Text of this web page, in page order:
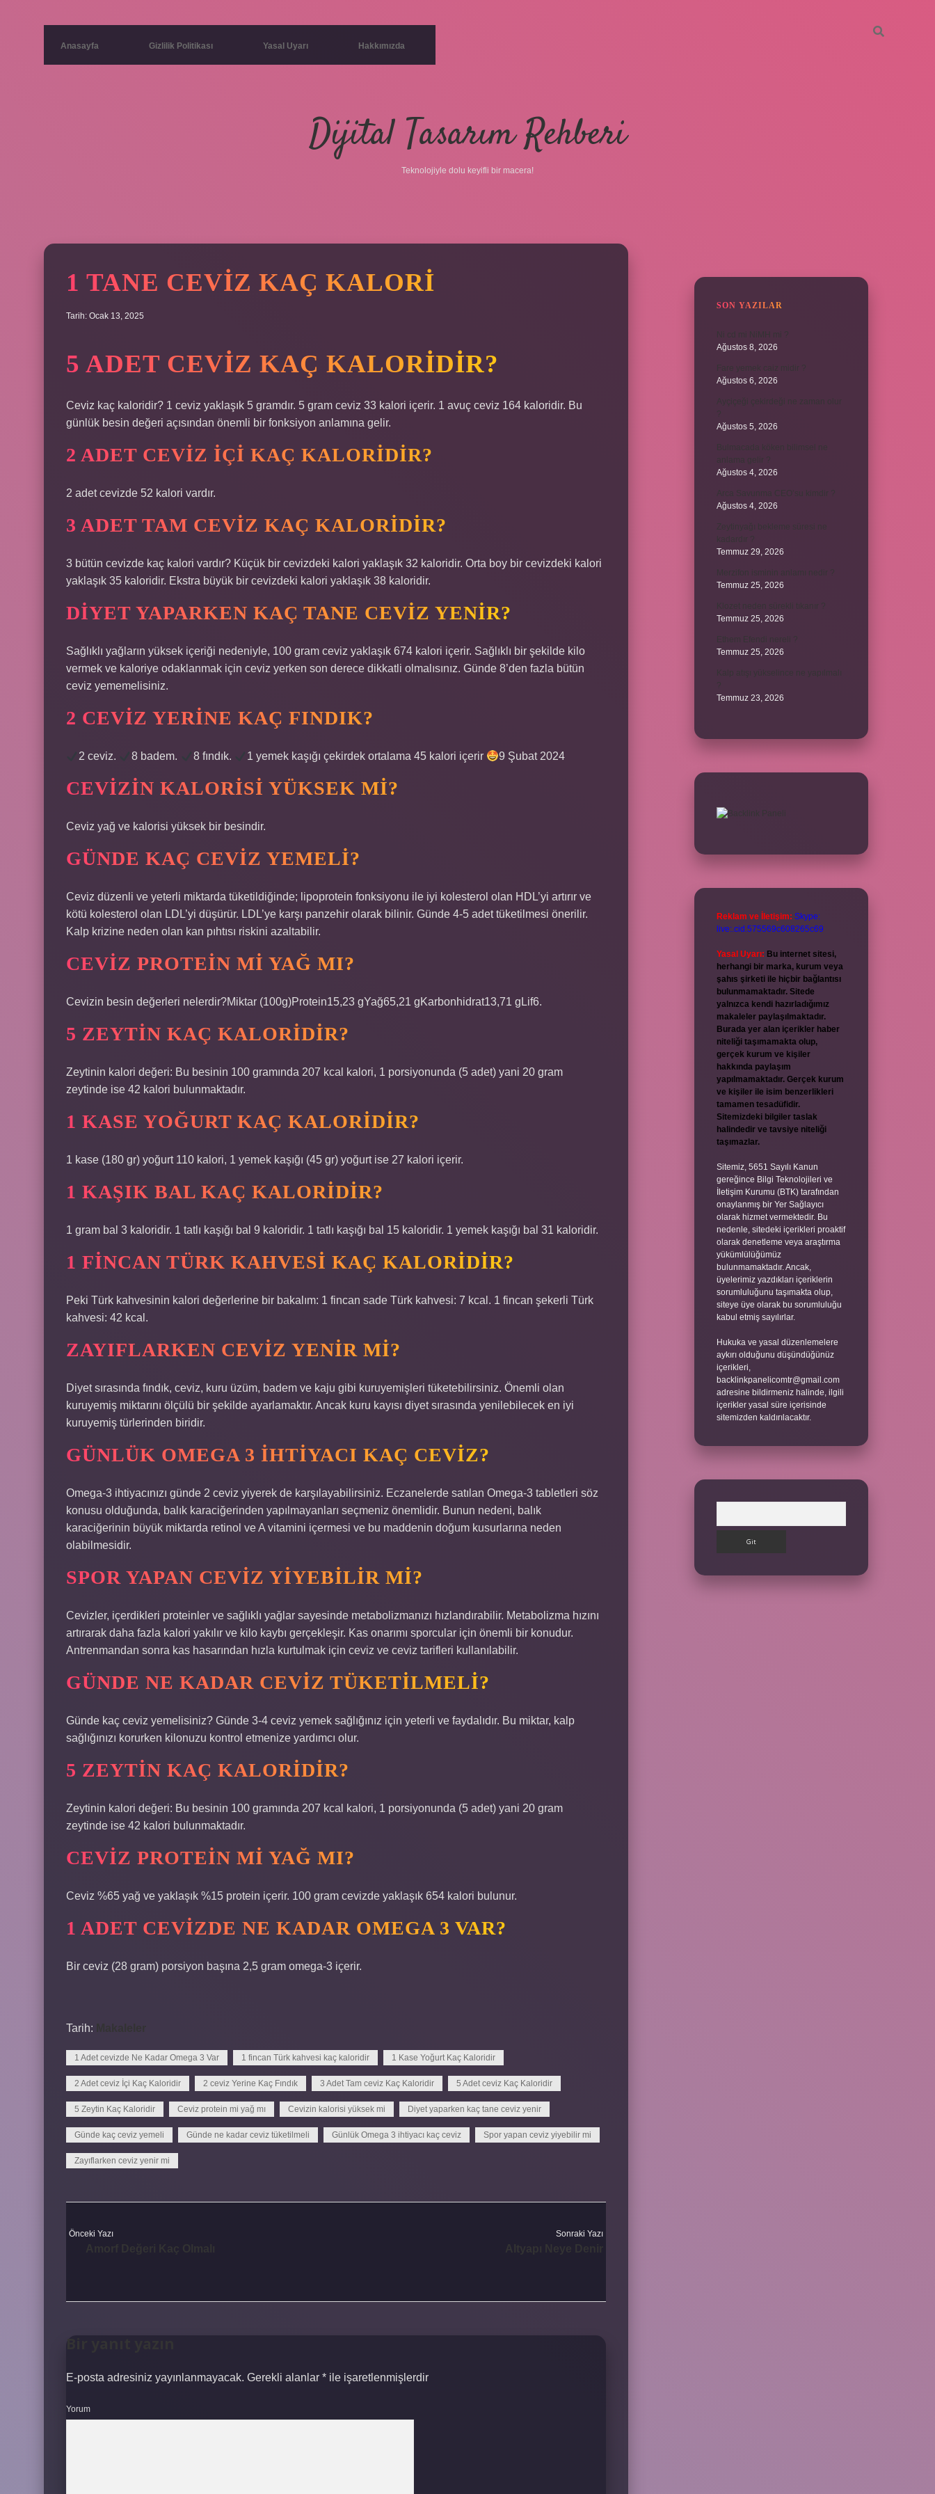
Anasayfa Gizlilik Politikası Yasal Uyarı Hakkımızda
Dijital Tasarım Rehberi
Teknolojiyle dolu keyifli bir macera!
1 TANE CEVIZ KAÇ KALORI
Tarih: Ocak 13, 2025
5 ADET CEVIZ KAÇ KALORIDIR?
Ceviz kaç kaloridir? 1 ceviz yaklaşık 5 gramdır. 5 gram ceviz 33 kalori içerir. 1 avuç ceviz 164 kaloridir. Bu
günlük besin değeri açısından önemli bir fonksiyon anlamına gelir.
2 ADET CEVIZ İÇI KAÇ KALORIDIR?
2 adet cevizde 52 kalori vardır.
3 ADET TAM CEVIZ KAÇ KALORIDIR?
3 bütün cevizde kaç kalori vardır? Küçük bir cevizdeki kalori yaklaşık 32 kaloridir. Orta boy bir cevizdeki kalori
yaklaşık 35 kaloridir. Ekstra büyük bir cevizdeki kalori yaklaşık 38 kaloridir.
DIYET YAPARKEN KAÇ TANE CEVIZ YENIR?
Sağlıklı yağların yüksek içeriği nedeniyle, 100 gram ceviz yaklaşık 674 kalori içerir. Sağlıklı bir şekilde kilo
vermek ve kaloriye odaklanmak için ceviz yerken son derece dikkatli olmalısınız. Günde 8’den fazla bütün
ceviz yememelisiniz.
2 CEVIZ YERINE KAÇ FINDIK?
2 ceviz. 8 badem. 8 fındık. 1 yemek kaşığı çekirdek ortalama 45 kalori içerir 9 Şubat 2024
CEVIZIN KALORISI YÜKSEK MI?
Ceviz yağ ve kalorisi yüksek bir besindir.
GÜNDE KAÇ CEVIZ YEMELI?
Ceviz düzenli ve yeterli miktarda tüketildiğinde; lipoprotein fonksiyonu ile iyi kolesterol olan HDL’yi artırır ve
kötü kolesterol olan LDL’yi düşürür. LDL’ye karşı panzehir olarak bilinir. Günde 4-5 adet tüketilmesi önerilir.
Kalp krizine neden olan kan pıhtısı riskini azaltabilir.
CEVIZ PROTEIN MI YAĞ MI?
Cevizin besin değerleri nelerdir?Miktar (100g)Protein15,23 gYağ65,21 gKarbonhidrat13,71 gLif6.
5 ZEYTIN KAÇ KALORIDIR?
Zeytinin kalori değeri: Bu besinin 100 gramında 207 kcal kalori, 1 porsiyonunda (5 adet) yani 20 gram
zeytinde ise 42 kalori bulunmaktadır.
1 KASE YOĞURT KAÇ KALORIDIR?
1 kase (180 gr) yoğurt 110 kalori, 1 yemek kaşığı (45 gr) yoğurt ise 27 kalori içerir.
1 KAŞIK BAL KAÇ KALORIDIR?
1 gram bal 3 kaloridir. 1 tatlı kaşığı bal 9 kaloridir. 1 tatlı kaşığı bal 15 kaloridir. 1 yemek kaşığı bal 31 kaloridir.
1 FINCAN TÜRK KAHVESI KAÇ KALORIDIR?
Peki Türk kahvesinin kalori değerlerine bir bakalım: 1 fincan sade Türk kahvesi: 7 kcal. 1 fincan şekerli Türk
kahvesi: 42 kcal.
ZAYIFLARKEN CEVIZ YENIR MI?
Diyet sırasında fındık, ceviz, kuru üzüm, badem ve kaju gibi kuruyemişleri tüketebilirsiniz. Önemli olan
kuruyemiş miktarını ölçülü bir şekilde ayarlamaktır. Ancak kuru kayısı diyet sırasında yenilebilecek en iyi
kuruyemiş türlerinden biridir.
GÜNLÜK OMEGA 3 IHTIYACI KAÇ CEVIZ?
Omega-3 ihtiyacınızı günde 2 ceviz yiyerek de karşılayabilirsiniz. Eczanelerde satılan Omega-3 tabletleri söz
konusu olduğunda, balık karaciğerinden yapılmayanları seçmeniz önemlidir. Bunun nedeni, balık
karaciğerinin büyük miktarda retinol ve A vitamini içermesi ve bu maddenin doğum kusurlarına neden
olabilmesidir.
SPOR YAPAN CEVIZ YIYEBILIR MI?
Cevizler, içerdikleri proteinler ve sağlıklı yağlar sayesinde metabolizmanızı hızlandırabilir. Metabolizma hızını
artırarak daha fazla kalori yakılır ve kilo kaybı gerçekleşir. Kas onarımı sporcular için önemli bir konudur.
Antrenmandan sonra kas hasarından hızla kurtulmak için ceviz ve ceviz tarifleri kullanılabilir.
GÜNDE NE KADAR CEVIZ TÜKETILMELI?
Günde kaç ceviz yemelisiniz? Günde 3-4 ceviz yemek sağlığınız için yeterli ve faydalıdır. Bu miktar, kalp
sağlığınızı korurken kilonuzu kontrol etmenize yardımcı olur.
5 ZEYTIN KAÇ KALORIDIR?
Zeytinin kalori değeri: Bu besinin 100 gramında 207 kcal kalori, 1 porsiyonunda (5 adet) yani 20 gram
zeytinde ise 42 kalori bulunmaktadır.
CEVIZ PROTEIN MI YAĞ MI?
Ceviz %65 yağ ve yaklaşık %15 protein içerir. 100 gram cevizde yaklaşık 654 kalori bulunur.
1 ADET CEVIZDE NE KADAR OMEGA 3 VAR?
Bir ceviz (28 gram) porsiyon başına 2,5 gram omega-3 içerir.
Tarih: Makaleler
1 Adet cevizde Ne Kadar Omega 3 Var 1 fincan Türk kahvesi kaç kaloridir 1 Kase Yoğurt Kaç Kaloridir
2 Adet ceviz İçi Kaç Kaloridir 2 ceviz Yerine Kaç Fındık 3 Adet Tam ceviz Kaç Kaloridir 5 Adet ceviz Kaç Kaloridir
5 Zeytin Kaç Kaloridir Ceviz protein mi yağ mı Cevizin kalorisi yüksek mi Diyet yaparken kaç tane ceviz yenir
Günde kaç ceviz yemeli Günde ne kadar ceviz tüketilmeli Günlük Omega 3 ihtiyacı kaç ceviz Spor yapan ceviz yiyebilir mi
Zayıflarken ceviz yenir mi
Önceki Yazı Sonraki Yazı
E-posta adresiniz yayınlanmayacak. Gerekli alanlar * ile işaretlenmişlerdir
Yorum
SON YAZILAR
Ni cd mi NiMH mi ?
Ağustos 8, 2026
Fare yemek caiz midir ?
Ağustos 6, 2026
Ayçiçeği çekirdeği ne zaman olur
Ağustos 5, 2026
Bulmacada köken bilimsel ne
Ağustos 4, 2026
Ağustos 4, 2026
Zeytinyağı bekleme süresi ne
Temmuz 29, 2026
Temmuz 25, 2026
Temmuz 25, 2026
Temmuz 25, 2026
Temmuz 23, 2026
Reklam ve İletişim: Skype:
live:.cid.575569c608265c69
Yasal Uyarı: Bu internet sitesi,
herhangi bir marka, kurum veya
şahıs şirketi ile hiçbir bağlantısı
bulunmamaktadır. Sitede
yalnızca kendi hazırladığımız
makaleler paylaşılmaktadır.
Burada yer alan içerikler haber
niteliği taşımamakta olup,
gerçek kurum ve kişiler
hakkında paylaşım
yapılmamaktadır. Gerçek kurum
ve kişiler ile isim benzerlikleri
tamamen tesadüfidir.
Sitemizdeki bilgiler taslak
halindedir ve tavsiye niteliği
taşımazlar.
Sitemiz, 5651 Sayılı Kanun
gereğince Bilgi Teknolojileri ve
İletişim Kurumu (BTK) tarafından
onaylanmış bir Yer Sağlayıcı
olarak hizmet vermektedir. Bu
nedenle, sitedeki içerikleri proaktif
olarak denetleme veya araştırma
yükümlülüğümüz
bulunmamaktadır. Ancak,
üyelerimiz yazdıkları içeriklerin
sorumluluğunu taşımakta olup,
siteye üye olarak bu sorumluluğu
kabul etmiş sayılırlar.
Hukuka ve yasal düzenlemelere
aykırı olduğunu düşündüğünüz
içerikleri,
backlinkpanelicomtr@gmail.com
adresine bildirmeniz halinde, ilgili
içerikler yasal süre içerisinde
sitemizden kaldırılacaktır.